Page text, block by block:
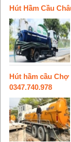
Hút Hầm Cầu
Hút hầm cầu
0347.740.978